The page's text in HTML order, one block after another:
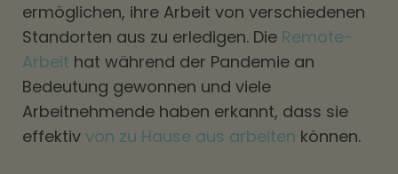
ermöglichen, ihre Arbeit von verschiedenen
Standorten aus zu erledigen. Die Remote-
Arbeit hat während der Pandemie an
Bedeutung gewonnen und viele
Arbeitnehmende haben erkannt, dass sie
effektiv von zu Hause aus arbeiten können.